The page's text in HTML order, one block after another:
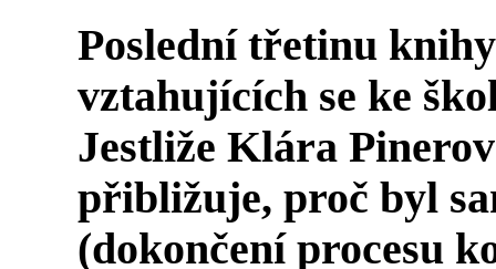
Poslední třetinu
vztahujících se ke
Jestliže Klára
přibližuje, proč byl
(dokončení procesu